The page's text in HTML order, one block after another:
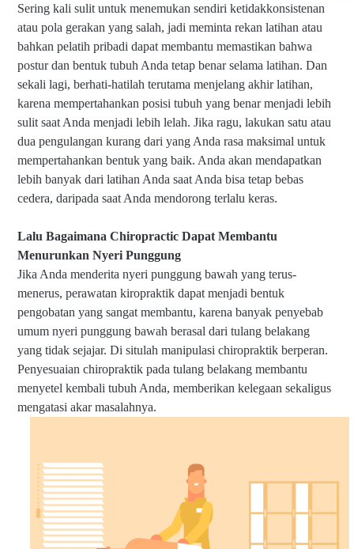
Sering kali sulit untuk menemukan sendiri ketidakkonsistenan
atau pola gerakan yang salah, jadi meminta rekan latihan atau
bahkan pelatih pribadi dapat membantu memastikan bahwa
postur dan bentuk tubuh Anda tetap benar selama latihan. Dan
sekali lagi, berhati-hatilah terutama menjelang akhir latihan,
karena mempertahankan posisi tubuh yang benar menjadi lebih
sulit saat Anda menjadi lebih lelah. Jika ragu, lakukan satu atau
dua pengulangan kurang dari yang Anda rasa maksimal untuk
mempertahankan bentuk yang baik. Anda akan mendapatkan
lebih banyak dari latihan Anda saat Anda bisa tetap bebas
cedera, daripada saat Anda mendorong terlalu keras.
Lalu Bagaimana Chiropractic Dapat Membantu
Menurunkan Nyeri Punggung
Jika Anda menderita nyeri punggung bawah yang terus-
menerus, perawatan kiropraktik dapat menjadi bentuk
pengobatan yang sangat membantu, karena banyak penyebab
umum nyeri punggung bawah berasal dari tulang belakang
yang tidak sejajar. Di situlah manipulasi chiropraktik berperan.
Penyesuaian chiropraktik pada tulang belakang membantu
menyetel kembali tubuh Anda, memberikan kelegaan sekaligus
mengatasi akar masalahnya.